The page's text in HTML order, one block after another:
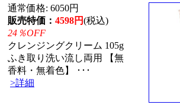
通常価格: 6050円
販売特価： 4598円(税込)
24％OFF
クレンジングクリーム 105g
ふき取り洗い流し両用 【無
香料・無着色】 ･･･
>詳細